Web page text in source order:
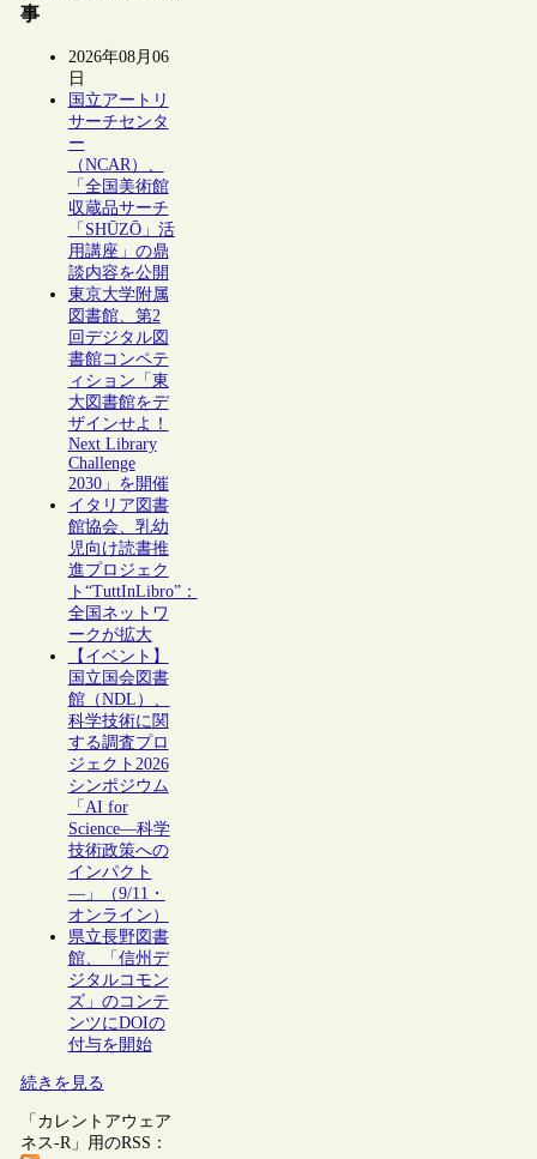
事
2026年08月06
日
国立アートリ
サーチセンタ
ー
（NCAR）、
「全国美術館
収蔵品サーチ
「SHŪZŌ」活
用講座」の鼎
談内容を公開
東京大学附属
図書館、第2
回デジタル図
書館コンペテ
ィション「東
大図書館をデ
ザインせよ！
Next Library
Challenge
2030」を開催
イタリア図書
館協会、乳幼
児向け読書推
進プロジェク
ト“TuttInLibro”：
全国ネットワ
ークが拡大
【イベント】
国立国会図書
館（NDL）、
科学技術に関
する調査プロ
ジェクト2026
シンポジウム
「AI for
Science―科学
技術政策への
インパクト
―」（9/11・
オンライン）
県立長野図書
館、「信州デ
ジタルコモン
ズ」のコンテ
ンツにDOIの
付与を開始
続きを見る
「カレントアウェア
ネス-R」用のRSS：